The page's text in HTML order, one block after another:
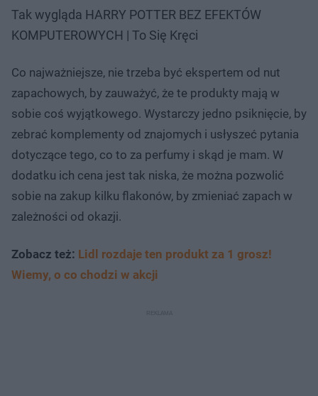
Tak wygląda HARRY POTTER BEZ EFEKTÓW
KOMPUTEROWYCH | To Się Kręci
Co najważniejsze, nie trzeba być ekspertem od nut
zapachowych, by zauważyć, że te produkty mają w
sobie coś wyjątkowego. Wystarczy jedno psiknięcie, by
zebrać komplementy od znajomych i usłyszeć pytania
dotyczące tego, co to za perfumy i skąd je mam. W
dodatku ich cena jest tak niska, że można pozwolić
sobie na zakup kilku flakonów, by zmieniać zapach w
zależności od okazji.
Zobacz też: Lidl rozdaje ten produkt za 1 grosz!
Wiemy, o co chodzi w akcji